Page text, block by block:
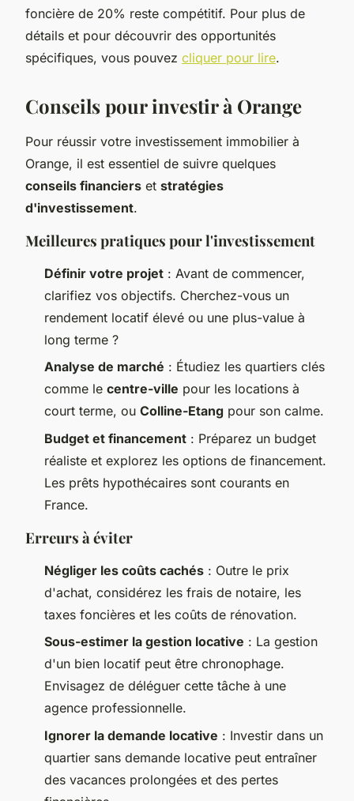
foncière de 20% reste compétitif. Pour plus de
détails et pour découvrir des opportunités
spécifiques, vous pouvez cliquer pour lire.
Conseils pour investir à Orange
Pour réussir votre investissement immobilier à
Orange, il est essentiel de suivre quelques
conseils financiers et stratégies
d'investissement.
Meilleures pratiques pour l'investissement
Définir votre projet : Avant de commencer,
clarifiez vos objectifs. Cherchez-vous un
rendement locatif élevé ou une plus-value à
long terme ?
Analyse de marché : Étudiez les quartiers clés
comme le centre-ville pour les locations à
court terme, ou Colline-Etang pour son calme.
Budget et financement : Préparez un budget
réaliste et explorez les options de financement.
Les prêts hypothécaires sont courants en
France.
Erreurs à éviter
Négliger les coûts cachés : Outre le prix
d'achat, considérez les frais de notaire, les
taxes foncières et les coûts de rénovation.
Sous-estimer la gestion locative : La gestion
d'un bien locatif peut être chronophage.
Envisagez de déléguer cette tâche à une
agence professionnelle.
Ignorer la demande locative : Investir dans un
quartier sans demande locative peut entraîner
des vacances prolongées et des pertes